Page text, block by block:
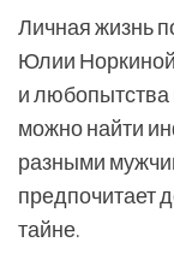
Личная жизнь
Юлии
и любопытства
можно найти
разными
предпочитает
тайне.